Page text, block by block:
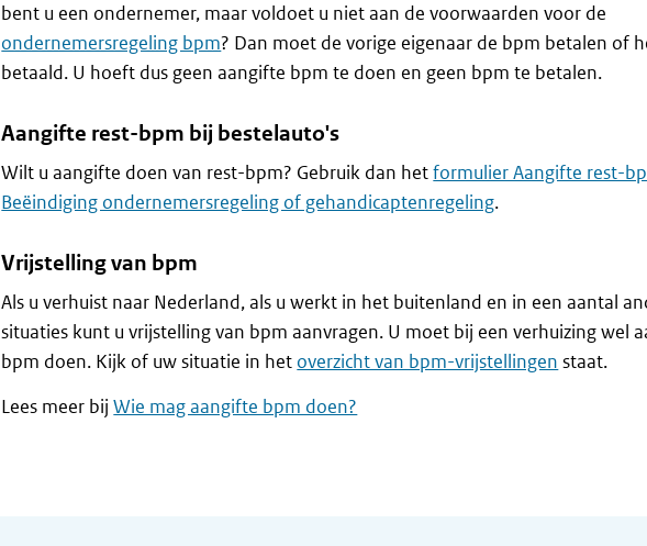
bent u een ondernemer, maar voldoet u niet aan de voorwaarden voor de
ondernemersregeling bpm? Dan moet de vorige eigenaar de bpm betalen of
betaald. U hoeft dus geen aangifte bpm te doen en geen bpm te betalen.
Aangifte rest-bpm bij bestelauto's
Wilt u aangifte doen van rest-bpm? Gebruik dan hetformulier Aangifte rest-
Beëindiging ondernemersregeling of gehandicaptenregeling.
Vrijstelling van bpm
Als u verhuist naar Nederland, als u werkt in het buitenland en in een aantal
situaties kunt u vrijstelling van bpm aanvragen. U moet bij een verhuizing wel
bpm doen. Kijk of uw situatie in het overzicht van bpm-vrijstellingen staat.
Lees meer bijWie mag aangifte bpm doen?